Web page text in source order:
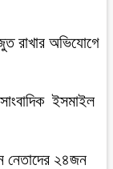
রাখার অভিযোগে
ইসমাইল
নেতাদের ২৪জন